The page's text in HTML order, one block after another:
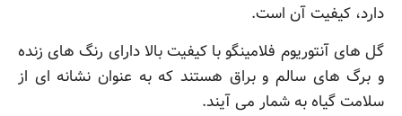
دارد، کیفیت آن است.
گل های آنتوریوم فلامینگو با کیفیت بالا دارای رنگ های زنده
و برگ های سالم و براق هستند که به عنوان نشانه ای از
سلامت گیاه به شمار می آیند.